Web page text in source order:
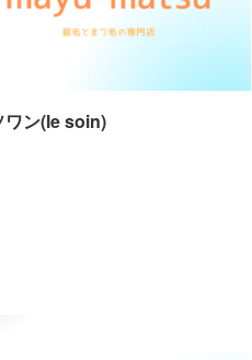
ワン(le soin)